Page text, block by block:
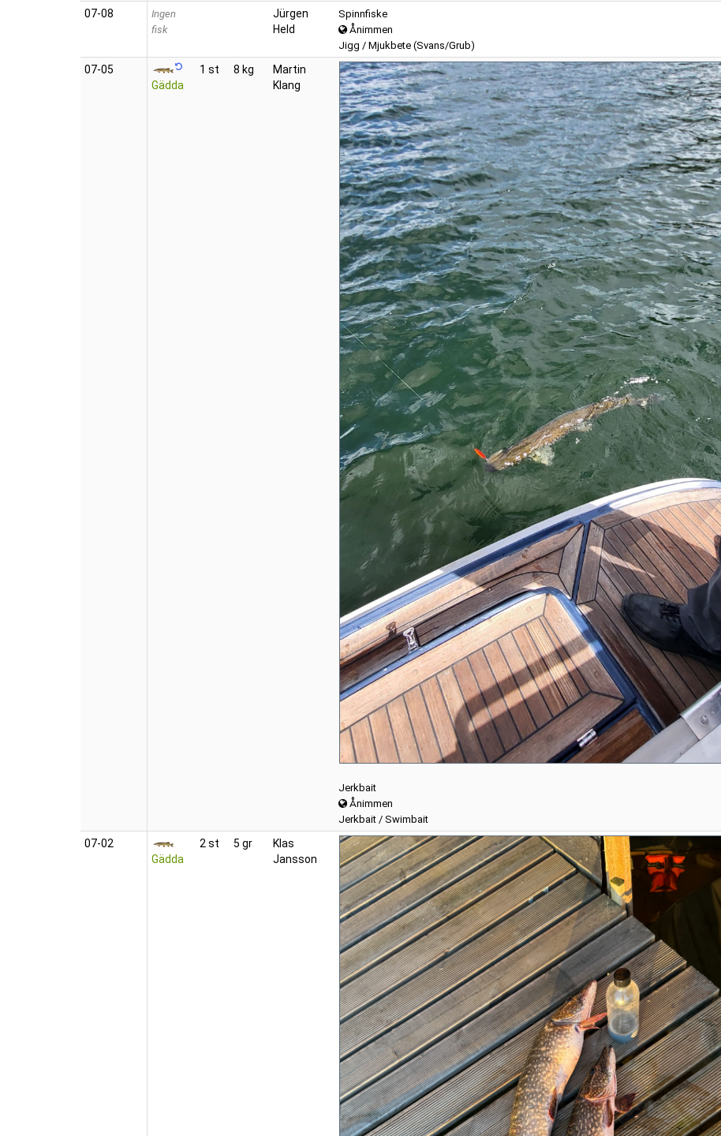
07‑08
Ingen
fisk
Jürgen
Held
Spinnfiske
Ånimmen
Jigg / Mjukbete (Svans/Grub)
07‑05
Gädda
1 st 8 kg
Martin
Klang
Jerkbait
Ånimmen
Jerkbait / Swimbait
07‑02
Gädda
2 st 5 gr
Klas
Jansson